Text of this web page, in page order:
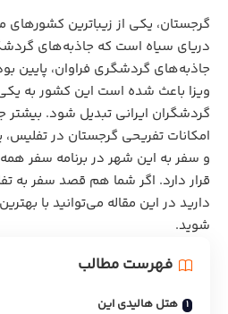
گرجستان، یکی از زیباترین کشورهای
دریای سیاه است که جاذبه‌های
جاذبه‌های گردشگری فراوان، پایین
ویزا باعث شده است این کشور به
گردشگران ایرانی تبدیل شود.
امکانات تفریحی گرجستان در تفلیس،
و سفر به این شهر در برنامه سفر
قرار دارد. اگر شما هم قصد سفر به
دارید در این مقاله می‌توانید با
شوید.
فهرست مطالب
هتل هالیدی این